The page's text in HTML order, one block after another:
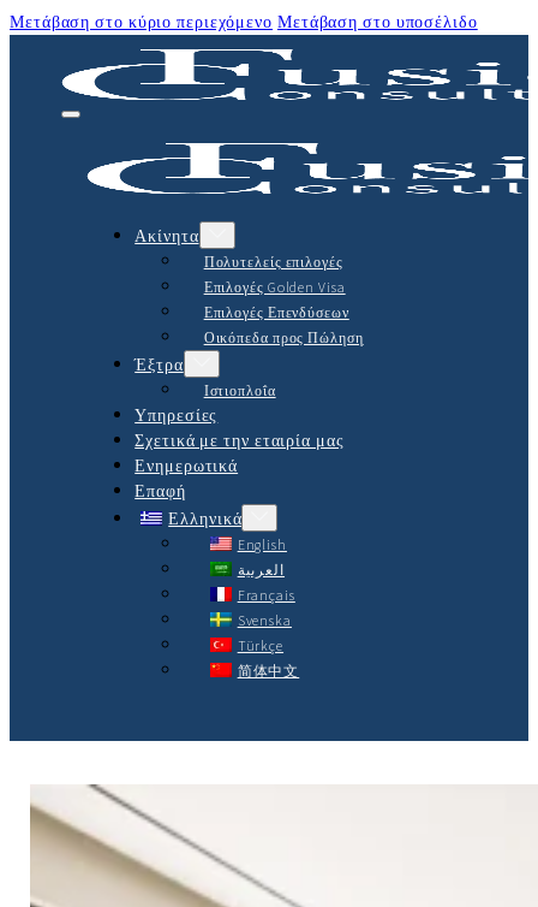
Μετάβαση στο κύριο περιεχόμενο Μετάβαση στο υποσέλιδο
Ακίνητα
Πολυτελείς επιλογές
Επιλογές Golden Visa
Επιλογές Επενδύσεων
Οικόπεδα προς Πώληση
Έξτρα
Ιστιοπλοΐα
Υπηρεσίες
Σχετικά με την εταιρία μας
Ενημερωτικά
Επαφή
Ελληνικά
English
العربية
Français
Svenska
Türkçe
简体中文